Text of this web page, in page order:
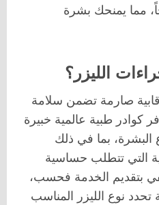
مما يمنحك بشرة
الليزر؟
صارمة تضمن سلامة
كوادر طبية عالمية خبيرة
البشرة، بما في ذلك
التي تتطلب حساسية
بتقديم الخدمة فحسب،
نوع الليزر المناسب